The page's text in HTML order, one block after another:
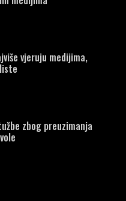
vjeruju medijima,
zbog preuzimanja